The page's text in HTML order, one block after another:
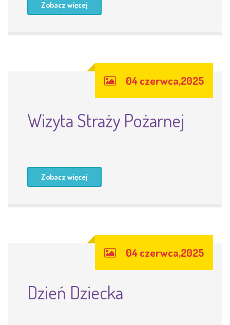
Zobacz więcej
04 czerwca,2025
Wizyta Straży Pożarnej
Zobacz więcej
04 czerwca,2025
Dzień Dziecka